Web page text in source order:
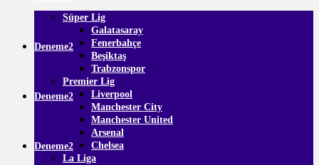
Süper Lig
Galatasaray
Fenerbahçe
Beşiktaş
Trabzonspor
Premier Lig
Liverpool
Manchester City
Manchester United
Arsenal
Chelsea
La Liga
Deneme2
Deneme2
Deneme2